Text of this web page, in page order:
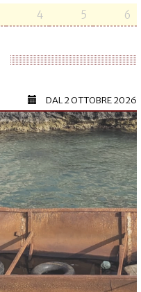
4 5 6
DAL2 OTTOBRE 2026